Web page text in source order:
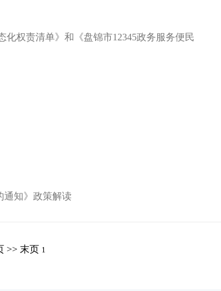
化权责清单》和《盘锦市12345政务服务便民
通知》政策解读
>> 末页